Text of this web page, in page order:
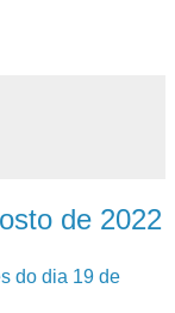
de 2022
do dia 19 de